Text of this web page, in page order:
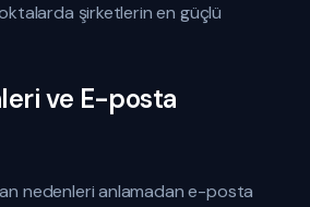
şirketlerin en güçlü
ve E-posta
nedenleri anlamadan e-posta